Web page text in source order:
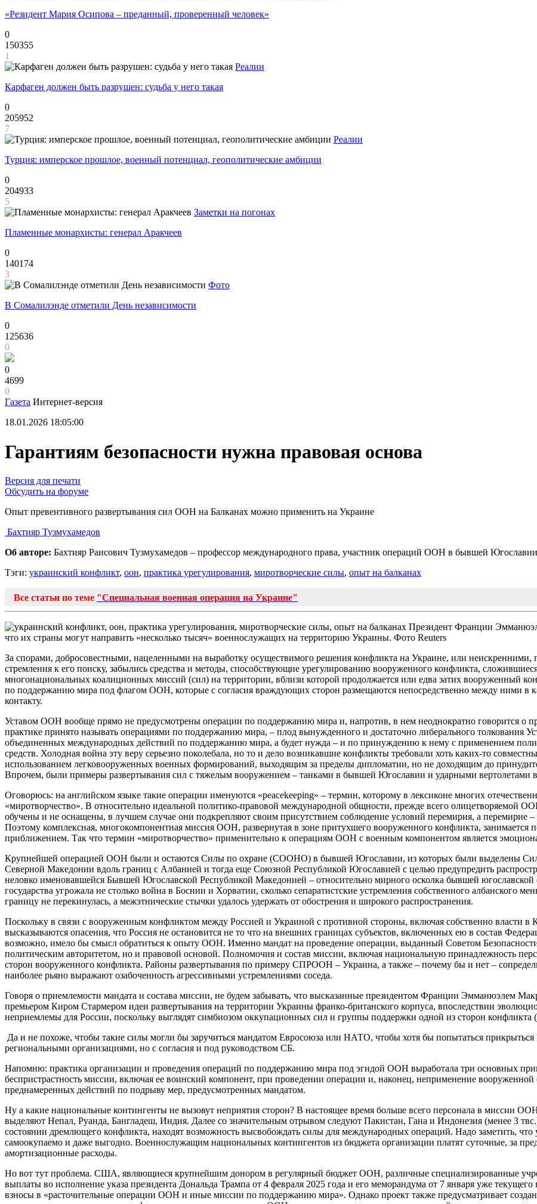
«Резидент Мария Осипова – преданный, проверенный человек»
0
150355
1
Реалии
Карфаген должен быть разрушен: судьба у него такая
0
205952
7
Реалии
Турция: имперское прошлое, военный потенциал, геополитические амбиции
0
204933
5
Заметки на погонах
Пламенные монархисты: генерал Аракчеев
0
140174
3
Фото
В Сомалилэнде отметили День независимости
0
125636
0
0
4699
0
Газета Интернет-версия
18.01.2026 18:05:00
Гарантиям безопасности нужна правовая основа
Версия для печати
Обсудить на форуме
Опыт превентивного развертывания сил ООН на Балканах можно применить на Украине
Бахтияр Тузмухамедов
Об авторе: Бахтияр Раисович Тузмухамедов – профессор международного права, участник операций ООН в бывшей
Тэги: украинский конфликт, оон, практика урегулирования, миротворческие силы, опыт на балканах
Все статьи по теме "Специальная военная операция на Украине"
Президент Франции
что их страны могут направить «несколько тысяч» военнослужащих на территорию Украины. Фото Reuters
За спорами, добросовестными, нацеленными на выработку осуществимого решения конфликта на Украине, или неискренними,
стремления к его поиску, забылись средства и методы, способствующие урегулированию вооруженного конфликта,
многонациональных коалиционных миссий (сил) на территории, вблизи которой продолжается или едва затих вооруженный
по поддержанию мира под флагом ООН, которые с согласия враждующих сторон размещаются непосредственно между ними в
контакту.
Уставом ООН вообще прямо не предусмотрены операции по поддержанию мира и, напротив, в нем неоднократно говорится о
практике принято называть операциями по поддержанию мира, – плод вынужденного и достаточно либерального толкования
объединенных международных действий по поддержанию мира, а будет нужда – и по принуждению к нему с применением
средств. Холодная война эту веру серьезно поколебала, но то и дело возникавшие конфликты требовали хоть каких-то
использованием легковооруженных военных формирований, выходящим за пределы дипломатии, но не доходящим до
Впрочем, были примеры развертывания сил с тяжелым вооружением – танками в бывшей Югославии и ударными вертолетами
Оговорюсь: на английском языке такие операции именуются «peacekeeping» – термин, которому в лексиконе многих
«миротворчество». В относительно идеальной политико-правовой международной общности, прежде всего олицетворяемой
обучены и не оснащены, в лучшем случае они подкрепляют своим присутствием соблюдение условий перемирия, а перемирие
Поэтому комплексная, многокомпонентная миссия ООН, развернутая в зоне притухшего вооруженного конфликта, занимается
приближением. Так что термин «миротворчество» применительно к операциям ООН с военным компонентом является
Крупнейшей операцией ООН были и остаются Силы по охране (СООНО) в бывшей Югославии, из которых были выделены
Северной Македонии вдоль границ с Албанией и тогда еще Союзной Республикой Югославией с целью предупредить
неловко именовавшейся Бывшей Югославской Республикой Македонией – относительно мирного осколка бывшей
государства угрожала не столько война в Боснии и Хорватии, сколько сепаратистские устремления собственного
границу не перекинулась, а межэтнические стычки удалось удержать от обострения и широкого распространения.
Поскольку в связи с вооруженным конфликтом между Россией и Украиной с противной стороны, включая собственно власти
высказываются опасения, что Россия не остановится не то что на внешних границах субъектов, включенных ею в состав
возможно, имело бы смысл обратиться к опыту ООН. Именно мандат на проведение операции, выданный Советом
политическим авторитетом, но и правовой основой. Полномочия и состав миссии, включая национальную принадлежность
сторон вооруженного конфликта. Районы развертывания по примеру СПРООН – Украина, а также – почему бы и нет –
наиболее рьяно выражают озабоченность агрессивными устремлениями соседа.
Говоря о приемлемости мандата и состава миссии, не будем забывать, что высказанные президентом Франции Эмманюэлем
премьером Киром Стармером идеи развертывания на территории Украины франко-британского корпуса, впоследствии
неприемлемы для России, поскольку выглядят симбиозом оккупационных сил и группы поддержки одной из сторон конфликта
Да и не похоже, чтобы такие силы могли бы заручиться мандатом Евросоюза или НАТО, чтобы хотя бы попытаться
региональными организациями, но с согласия и под руководством СБ.
Напомню: практика организации и проведения операций по поддержанию мира под эгидой ООН выработала три основных
беспристрастность миссии, включая ее воинский компонент, при проведении операции и, наконец, неприменение
преднамеренных действий по подрыву мер, предусмотренных мандатом.
Ну а какие национальные контингенты не вызовут неприятия сторон? В настоящее время больше всего персонала в миссии
выделяют Непал, Руанда, Бангладеш, Индия. Далее со значительным отрывом следуют Пакистан, Гана и Индонезия (менее 3
состоянии дремлющего конфликта, находят возможность высвобождать силы для международных операций. Надо заметить,
самоокупаемо и даже выгодно. Военнослужащим национальных контингентов из бюджета организации платят суточные, за
амортизационные расходы.
Но вот тут проблема. США, являющиеся крупнейшим донором в регулярный бюджет ООН, различные специализированные
выплаты во исполнение указа президента Дональда Трампа от 4 февраля 2025 года и его меморандума от 7 января уже
взносы в «расточительные операции ООН и иные миссии по поддержанию мира». Однако проект также предусматривает